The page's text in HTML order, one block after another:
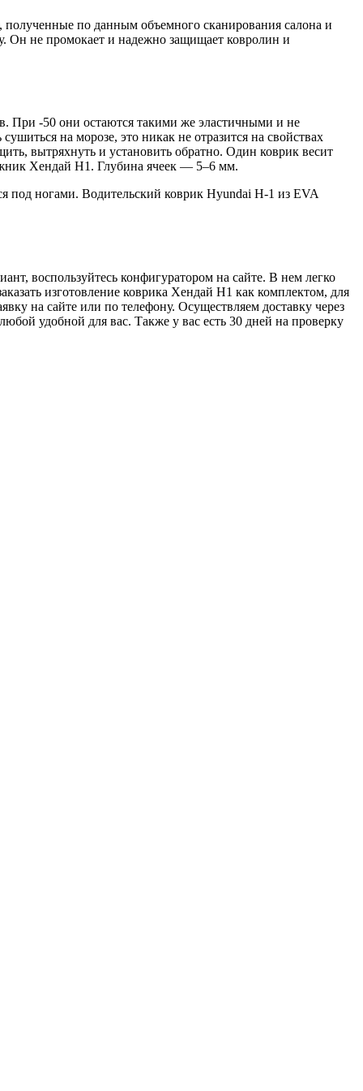
по данным объемного сканирования салона и
Он не промокает и надежно защищает ковролин и
При -50 они остаются такими же эластичными и не
на морозе, это никак не отразится на свойствах
вытряхнуть и установить обратно. Один коврик весит
Хендай Н1. Глубина ячеек — 5–6 мм.
под ногами. Водительский коврик Hyundai H-1 из EVA
воспользуйтесь конфигуратором на сайте. В нем легко
изготовление коврика Хендай Н1 как комплектом, для
на сайте или по телефону. Осуществляем доставку через
удобной для вас. Также у вас есть 30 дней на проверку